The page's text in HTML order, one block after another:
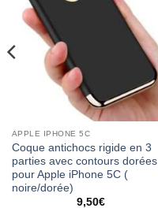
APPLE IPHONE 5C
Coque antichocs rigide en 3
parties avec contours dorées
pour Apple iPhone 5C (
noire/dorée)
9,50€